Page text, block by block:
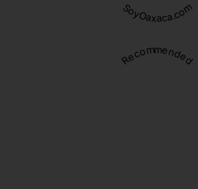
SoyOaxaca.com
Recommended